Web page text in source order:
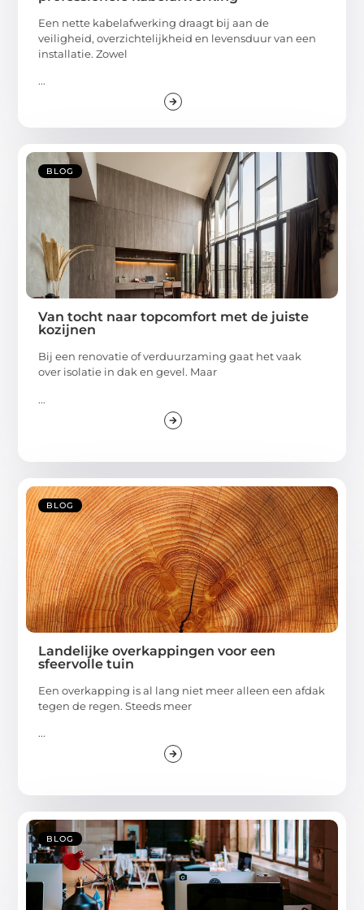
Een nette kabelafwerking draagt bij aan de
veiligheid, overzichtelijkheid en levensduur van een
installatie. Zowel
...
BLOG
Van tocht naar topcomfort met de juiste
kozijnen
Bij een renovatie of verduurzaming gaat het vaak
over isolatie in dak en gevel. Maar
...
BLOG
Landelijke overkappingen voor een
sfeervolle tuin
Een overkapping is al lang niet meer alleen een afdak
tegen de regen. Steeds meer
...
BLOG